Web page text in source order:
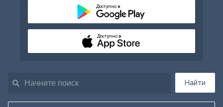
Найти
Доступно в
Доступно в